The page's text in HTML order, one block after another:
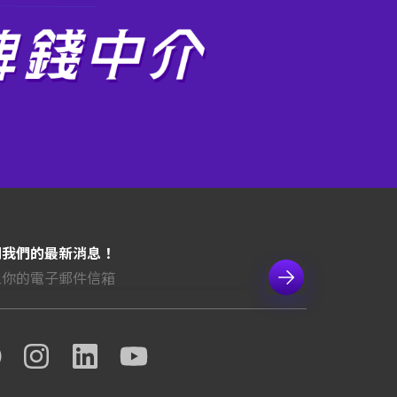
們的最新消息！